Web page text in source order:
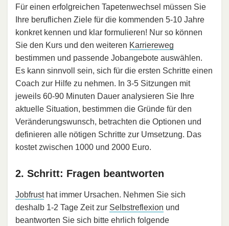
Für einen erfolgreichen Tapetenwechsel müssen Sie
Ihre beruflichen Ziele für die kommenden 5-10 Jahre
konkret kennen und klar formulieren! Nur so können
Sie den Kurs und den weiteren Karriereweg
bestimmen und passende Jobangebote auswählen.
Es kann sinnvoll sein, sich für die ersten Schritte einen
Coach zur Hilfe zu nehmen. In 3-5 Sitzungen mit
jeweils 60-90 Minuten Dauer analysieren Sie Ihre
aktuelle Situation, bestimmen die Gründe für den
Veränderungswunsch, betrachten die Optionen und
definieren alle nötigen Schritte zur Umsetzung. Das
kostet zwischen 1000 und 2000 Euro.
2. Schritt: Fragen beantworten
Jobfrusthat immer Ursachen. Nehmen Sie sich
deshalb 1-2 Tage Zeit zur Selbstreflexion und
beantworten Sie sich bitte ehrlich folgende